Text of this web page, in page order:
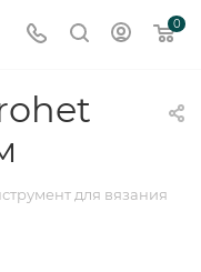
0
для вязания